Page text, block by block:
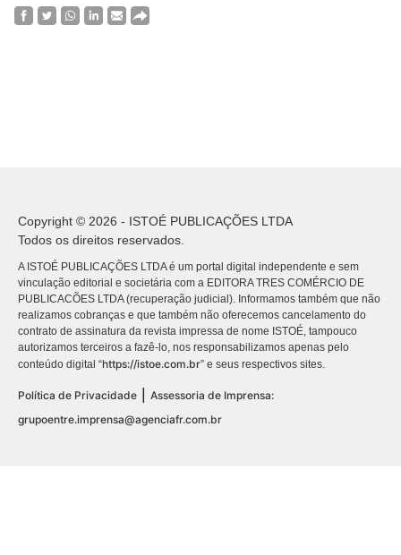
Copyright © 2026 - ISTOÉ PUBLICAÇÕES LTDA
Todos os direitos reservados.
A ISTOÉ PUBLICAÇÕES LTDA é um portal digital independente e sem
vinculação editorial e societária com a EDITORA TRES COMÉRCIO DE
PUBLICACÕES LTDA (recuperação judicial). Informamos também que não
realizamos cobranças e que também não oferecemos cancelamento do
contrato de assinatura da revista impressa de nome ISTOÉ, tampouco
autorizamos terceiros a fazê-lo, nos responsabilizamos apenas pelo
conteúdo digital “https://istoe.com.br” e seus respectivos sites.
Política de Privacidade
Assessoria de Imprensa:
grupoentre.imprensa@agenciafr.com.br